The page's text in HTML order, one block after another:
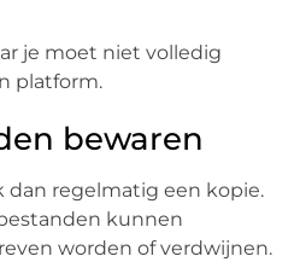
je moet niet volledig
platform.
bewaren
dan regelmatig een kopie.
kunnen
worden of verdwijnen.